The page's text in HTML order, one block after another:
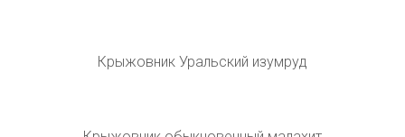
Крыжовник сорт малахит